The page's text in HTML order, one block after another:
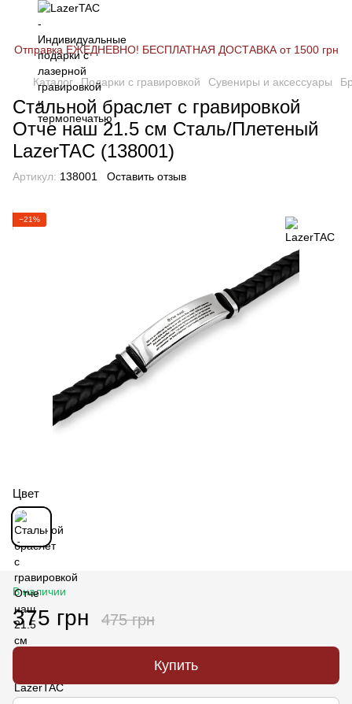
Отправка ЕЖЕДНЕВНО! БЕСПЛАТНАЯ ДОСТАВКА от 1500 грн
Каталог Подарки с гравировкой Сувениры и аксессуары
Стальной браслет с гравировкой
Отче наш 21.5 см Сталь/Плетеный
LazerTAC (138001)
Артикул: 138001 Оставить отзыв
−21%
Цвет
В наличии
375 грн 475 грн
Купить